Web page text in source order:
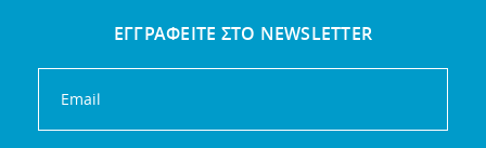
ΕΓΓΡΑΦΕΙΤΕ ΣΤΟ NEWSLETTER